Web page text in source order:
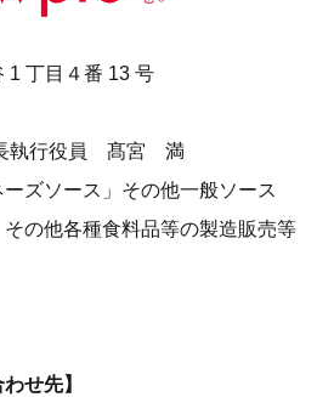
1 丁目４番 13 号
執行役員 髙宮 満
ズソース」その他一般ソース
の他各種食料品等の製造販売等
せ先】